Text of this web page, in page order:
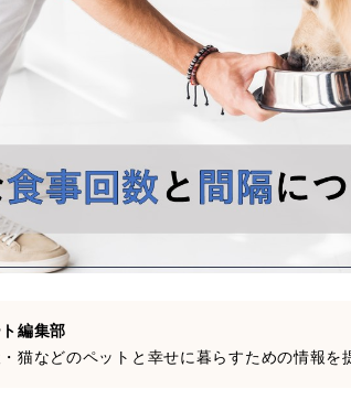
編集部
猫などのペットと幸せに暮らすための情報を